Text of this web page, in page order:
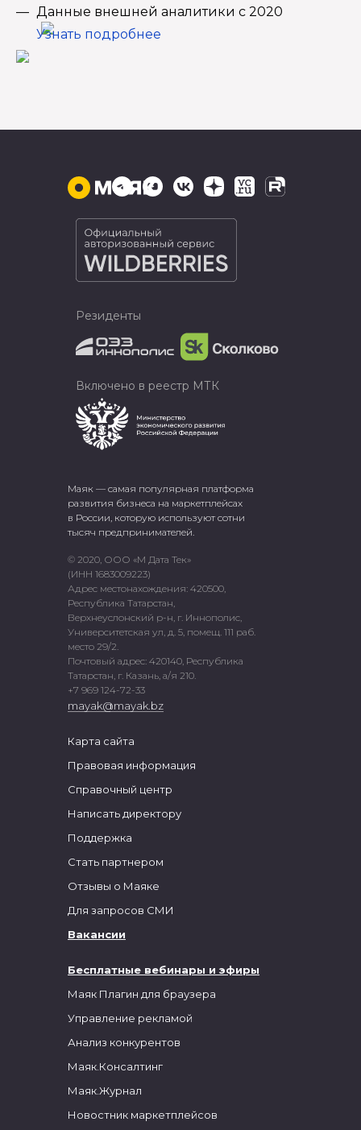
Данные внешней аналитики с 2020
Узнать подробнее
Маяк — самая популярная платформа
развития бизнеса на маркетплейсах
в России, которую используют сотни
тысяч предпринимателей.
© 2020, ООО «М Дата Тек»
(ИНН 1683009223)
Адрес местонахождения: 420500,
Республика Татарстан,
Верхнеуслонский р-н, г. Иннополис,
Университетская ул, д. 5, помещ. 111 раб.
место 29/2.
Почтовый адрес: 420140, Республика
Татарстан, г. Казань, а/я 210.
+7 969 124-72-33
mayak@mayak.bz
Бесплатные вебинары и эфиры
Маяк Плагин для браузера
Управление рекламой
Анализ конкурентов
Маяк.Консалтинг
Маяк.Журнал
Новостник маркетплейсов
Карта сайта
Правовая информация
Справочный центр
Написать директору
Поддержка
Стать партнером
Отзывы о Маяке
Для запросов СМИ
Вакансии
Резиденты
Включено в реестр МТК